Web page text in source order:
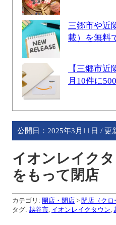
三郷市や近
載）を無料
【三郷市
月10件に
公開日： 2025年3月11日 / 更
イオンレイクタ
をもって閉店
カテゴリ: 開店・閉店 > 閉店（クロ
タグ: 越谷市 イオンレイクタウン